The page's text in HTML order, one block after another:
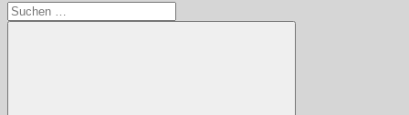
Suchen
nach: